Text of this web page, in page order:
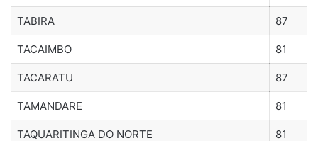
TABIRA 87
TACAIMBO 81
TACARATU 87
TAMANDARE 81
TAQUARITINGA DO NORTE 81